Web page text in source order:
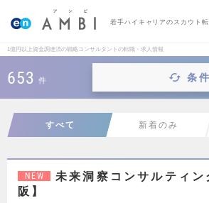
若手ハイキャリアのスカウト
1億円以上資金調達済の戦略コンサルタントの転職・求人情報
653 件 条
すべて 新着のみ
NEW
未来洞察コンサルティン
阪】